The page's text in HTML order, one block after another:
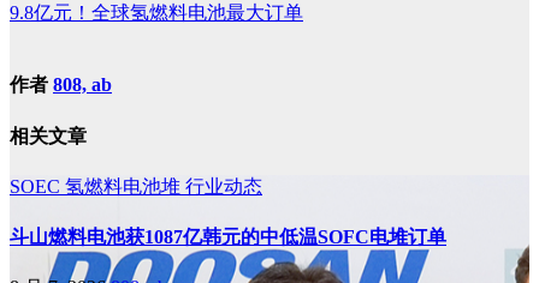
9.8亿元！全球氢燃料电池最大订单
作者 808, ab
相关文章
SOEC 氢燃料电池堆 行业动态
斗山燃料电池获1087亿韩元的中低温SOFC电堆订单